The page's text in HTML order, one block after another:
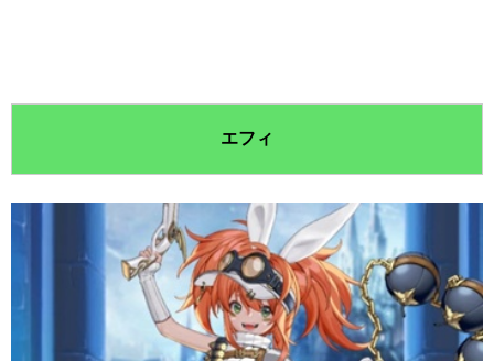
エフィ